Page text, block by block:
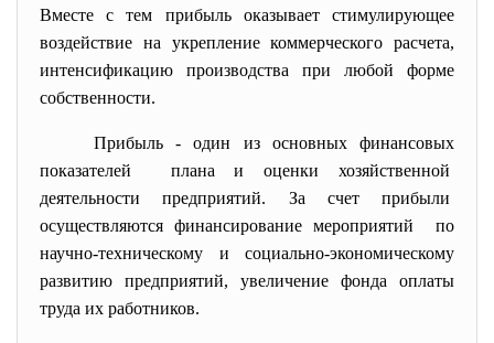
Вместе с тем прибыль оказывает стимулирующее
воздействие на укрепление коммерческого расчета,
интенсификацию производства при любой форме
собственности.
Прибыль - один из основных финансовых
показателей плана и оценки хозяйственной
деятельности предприятий. За счет прибыли
осуществляются финансирование мероприятий по
научно-техническому и социально-экономическому
развитию предприятий, увеличение фонда оплаты
труда их работников.